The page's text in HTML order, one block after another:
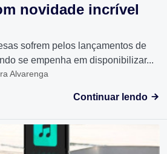
novidade incrível
sofrem pelos lançamentos de
se empenha em disponibilizar...
Alvarenga
Continuar lendo